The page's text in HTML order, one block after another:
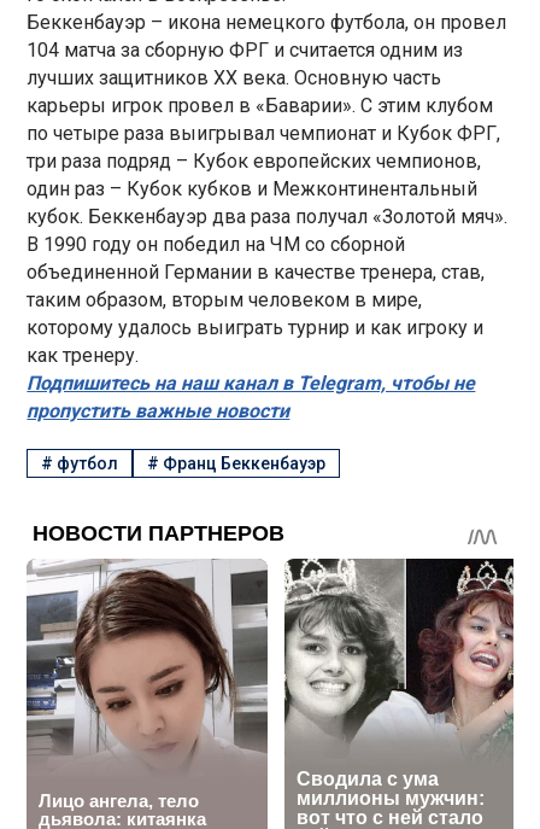
Беккенбауэр – икона немецкого футбола, он провел
104 матча за сборную ФРГ и считается одним из
лучших защитников XX века. Основную часть
карьеры игрок провел в «Баварии». С этим клубом
по четыре раза выигрывал чемпионат и Кубок ФРГ,
три раза подряд – Кубок европейских чемпионов,
один раз – Кубок кубков и Межконтинентальный
кубок. Беккенбауэр два раза получал «Золотой мяч».
В 1990 году он победил на ЧМ со сборной
объединенной Германии в качестве тренера, став,
таким образом, вторым человеком в мире,
которому удалось выиграть турнир и как игроку и
как тренеру.
Подпишитесь на наш канал в Telegram, чтобы не
пропустить важные новости
# футбол # Франц Беккенбауэр